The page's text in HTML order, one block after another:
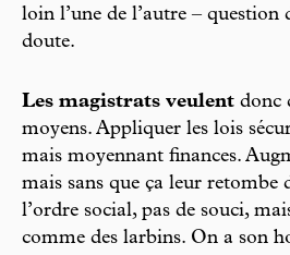
loin l’une de l’autre – question
doute.
Les magistrats veulent donc
moyens. Appliquer les lois
mais moyennant finances.
mais sans que ça leur retombe
l’ordre social, pas de souci,
comme des larbins. On a son